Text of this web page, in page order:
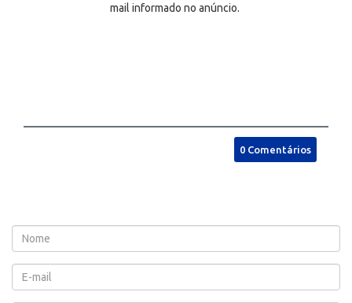
mail informado no anúncio.
0 Comentários